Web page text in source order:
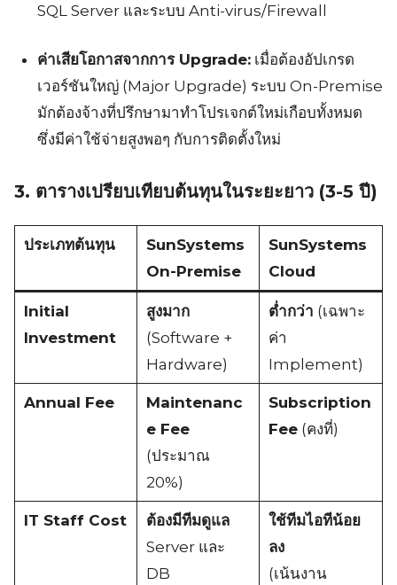
SQL Server และระบบ Anti-virus/Firewall
ค่าเสียโอกาสจากการ Upgrade:เมื่อต้องอัปเกรด
เวอร์ชันใหญ่ (Major Upgrade) ระบบ On-Premise
มักต้องจ้างที่ปรึกษามาทำโปรเจกต์ใหม่เกือบทั้งหมด
ซึ่งมีค่าใช้จ่ายสูงพอๆ กับการติดตั้งใหม่
3. ตารางเปรียบเทียบต้นทุนในระยะยาว (3-5 ปี)
ประเภทต้นทุน
SunSystems
On-Premise
SunSystems
Cloud
Initial
Investment
สูงมาก
(Software +
Hardware)
ต่ำกว่า (เฉพาะ
ค่า
Implement)
Annual Fee
Maintenanc
e Fee
(ประมาณ
20%)
Subscription
Fee (คงที่)
IT Staff Cost
ต้องมีทีมดูแล
Server และ
DB
ใช้ทีมไอทีน้อย
ลง
(เน้นงาน